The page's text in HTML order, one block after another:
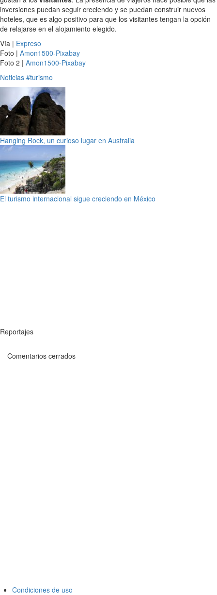
inversiones puedan seguir creciendo y se puedan construir nuevos
hoteles, que es algo positivo para que los visitantes tengan la opción
de relajarse en el alojamiento elegido.
Vía | Expreso
Foto | Amon1500-Pixabay
Foto 2 | Amon1500-Pixabay
Noticias #turismo
Hanging Rock, un curioso lugar en Australia
El turismo internacional sigue creciendo en México
Reportajes
Comentarios cerrados
Condiciones de uso